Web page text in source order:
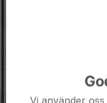
Vi använder